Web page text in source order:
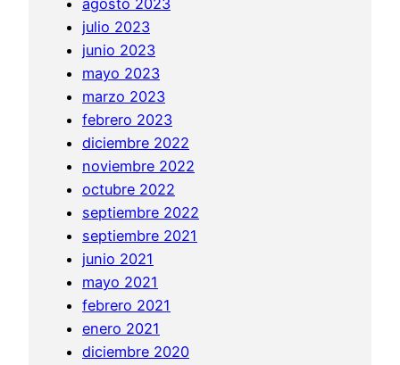
o
u
s
e
o
f
A
s
t
r
o
l
o
g
y
agosto 2023
julio 2023
junio 2023
mayo 2023
marzo 2023
febrero 2023
diciembre 2022
noviembre 2022
octubre 2022
septiembre 2022
septiembre 2021
junio 2021
mayo 2021
febrero 2021
enero 2021
diciembre 2020